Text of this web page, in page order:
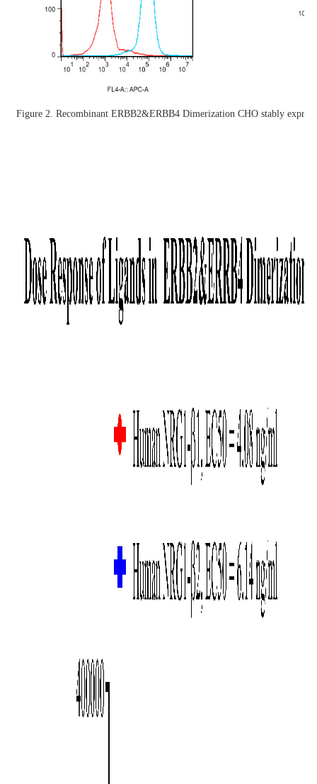
Figure 2. Recombinant ERBB2&ERBB4 Dimerization CHO stably